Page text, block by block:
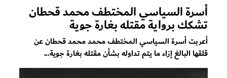
أسرة السياسي المختطف محمد قحطان
تشكك برواية مقتله بغارة جوية
أعربت أسرة السياسي المختطف محمد محمد قحطان عن
قلقها البالغ إزاء ما يتم تداوله بشأن مقتله بغارة جوية...